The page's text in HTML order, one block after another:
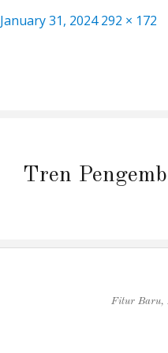
Posted
January 31, 2024 Full
292 × 172
navigation
Tren
Fitur Baru,